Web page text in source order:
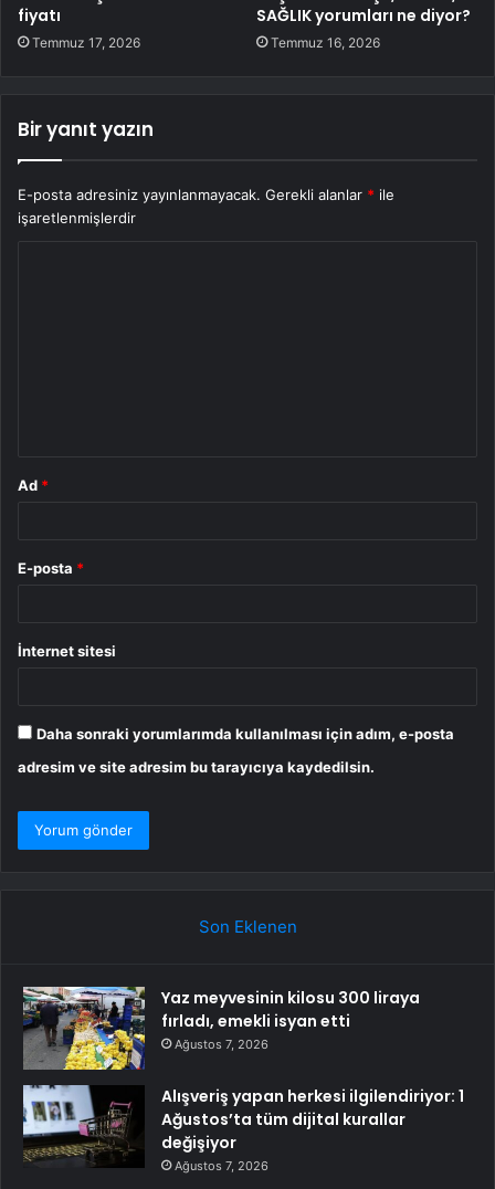
fiyatı
Temmuz 17, 2026
SAĞLIK yorumları ne diyor?
Temmuz 16, 2026
Bir yanıt yazın
E-posta adresiniz yayınlanmayacak. Gerekli alanlar * ile
işaretlenmişlerdir
Ad *
E-posta *
İnternet sitesi
Daha sonraki yorumlarımda kullanılması için adım, e-posta
adresim ve site adresim bu tarayıcıya kaydedilsin.
Son Eklenen
Yaz meyvesinin kilosu 300 liraya
fırladı, emekli isyan etti
Ağustos 7, 2026
Alışveriş yapan herkesi ilgilendiriyor: 1
Ağustos’ta tüm dijital kurallar
değişiyor
Ağustos 7, 2026